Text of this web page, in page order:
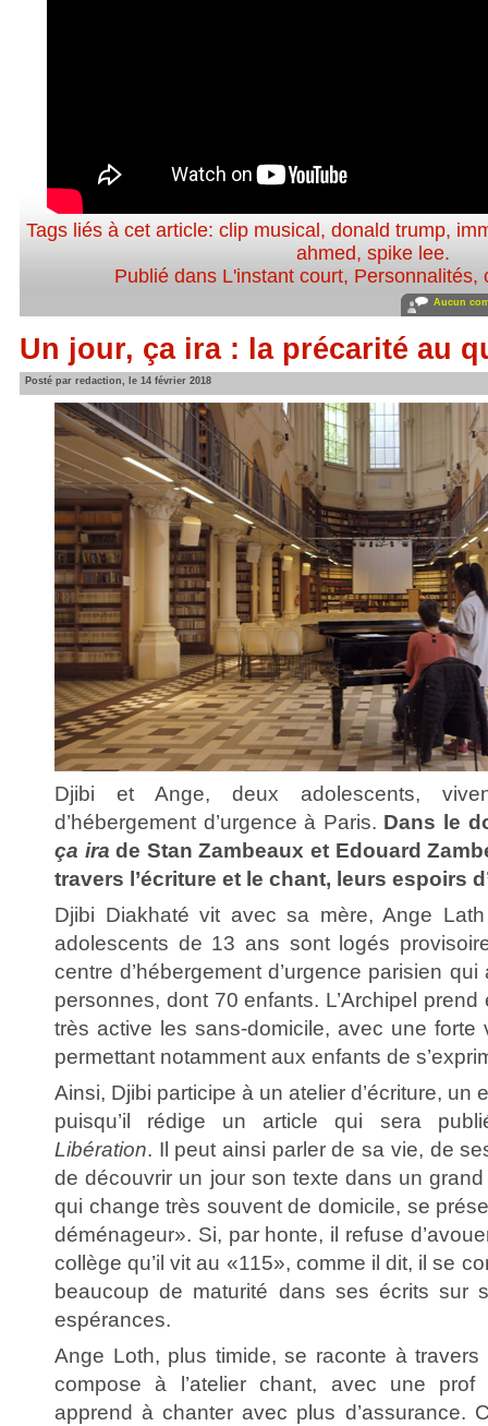
Tags liés à cet article:clip musical ,donald trump,
ahmed,spike lee.
Publié dans L'instant court, Personnalités,
Aucun
Un jour, ça ira : la précarité au
Posté par redaction, le 14 février 2018
Djibi et Ange, deux adolescents,
d’hébergement d’urgence à Paris. Dans le
ça irade Stan Zambeaux et Edouard
travers l’écriture et le chant, leurs espoirs
Djibi Diakhaté vit avec sa mère, Ange
adolescents de 13 ans sont logés
centre d’hébergement d’urgence parisien
personnes, dont 70 enfants. L’Archipel
très active les sans-domicile, avec une forte
permettant notamment aux enfants de
Ainsi, Djibi participe à un atelier d’écriture, un
puisqu’il rédige un article qui sera
Libération. Il peut ainsi parler de sa vie, de
de découvrir un jour son texte dans un
qui change très souvent de domicile, se
déménageur». Si, par honte, il refuse
collège qu’il vit au «115», comme il dit, il se
beaucoup de maturité dans ses écrits sur
espérances.
Ange Loth, plus timide, se raconte à travers
compose à l’atelier chant, avec une
apprend à chanter avec plus d’assurance.